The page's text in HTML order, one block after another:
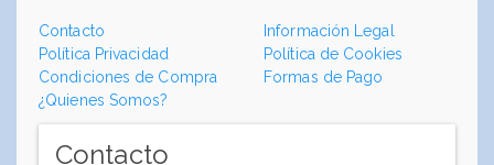
Contacto
Información Legal
Política Privacidad
Política de Cookies
Condiciones de Compra
Formas de Pago
¿Quienes Somos?
Contacto